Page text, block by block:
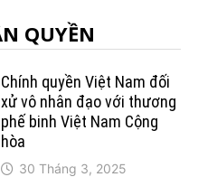
QUYỀN
Chính quyền Việt Nam đối
xử vô nhân đạo với thương
phế binh Việt Nam Cộng
hòa
30 Tháng 3, 2025